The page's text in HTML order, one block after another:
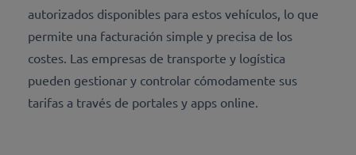
autorizados disponibles para estos vehículos, lo que
permite una facturación simple y precisa de los
costes. Las empresas de transporte y logística
pueden gestionar y controlar cómodamente sus
tarifas a través de portales y apps online.